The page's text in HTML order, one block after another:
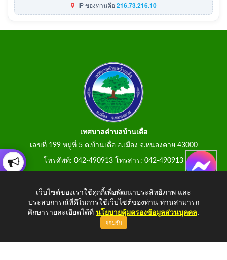
IP ของท่านคือ216.73.216.10
เทศบาลตำบลบ้านเดื่อ
เลขที่ 199 หมู่ที่ 5 ต.บ้านเดื่อ อ.เมือง จ.หนองคาย 43000
โทรศัพท์: 042-490913 โทรสาร: 042-490913
Copyright © 2026 All Right Resive
เว็บไซต์ของเราใช้คุกกี้เพื่อพัฒนาประสิทธิภาพ และ
ประสบการณ์ที่ดีในการใช้เว็บไซต์ของท่าน ท่านสามารถ
ศึกษารายละเอียดได้ที่ นโยบายคุ้มครองข้อมูลส่วนบุคคล.
ยอมรับ